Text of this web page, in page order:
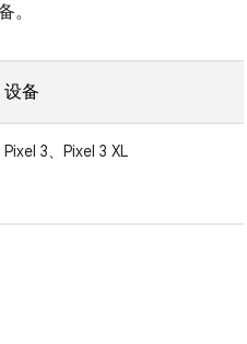
。
设备
Pixel 3、Pixel 3 XL